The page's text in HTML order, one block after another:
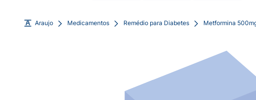
Araujo Medicamentos Remédio para Diabetes Metformina